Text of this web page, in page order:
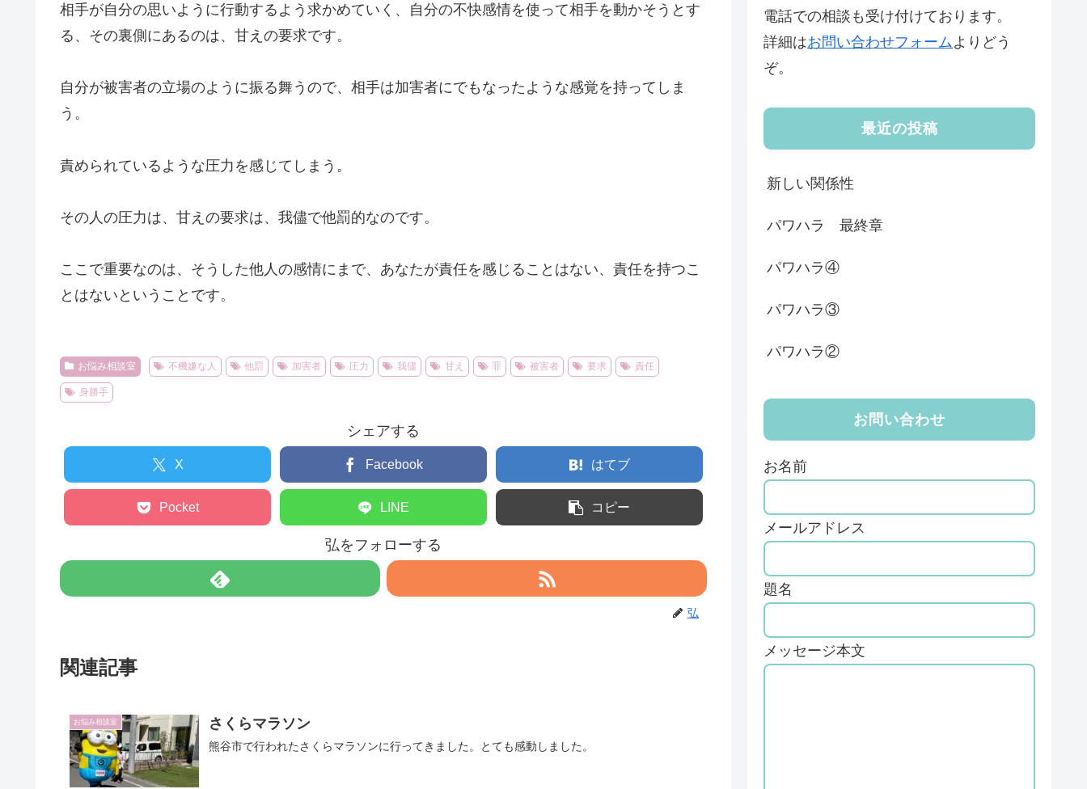
相手が自分の思いように行動するよう求かめていく、自分の不快感情を使って相手を動かそうとす
る、その裏側にあるのは、甘えの要求です。
自分が被害者の立場のように振る舞うので、相手は加害者にでもなったような感覚を持ってしま
う。
責められているような圧力を感じてしまう。
その人の圧力は、甘えの要求は、我儘で他罰的なのです。
ここで重要なのは、そうした他人の感情にまで、あなたが責任を感じることはない、責任を持つこ
とはないということです。
お悩み相談室 不機嫌な人 他罰 加害者 圧力 我儘 甘え 罪 被害者 要求 責任
身勝手
シェアする
X Facebook はてブ
Pocket LINE コピー
弘をフォローする
弘
関連記事
お悩み相談室 さくらマラソン
熊谷市で行われたさくらマラソンに行ってきました。とても感動しました。
電話での相談も受け付けております。
詳細はお問い合わせフォームよりどう
ぞ。
最近の投稿
新しい関係性
パワハラ 最終章
パワハラ④
パワハラ③
パワハラ②
お問い合わせ
お名前
メールアドレス
題名
メッセージ本文